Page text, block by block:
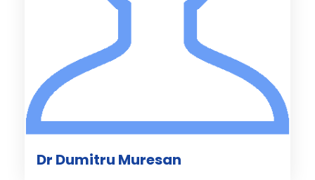
Dr Dumitru Muresan